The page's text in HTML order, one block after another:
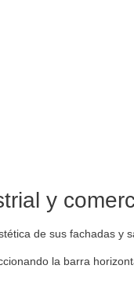
y
de sus fachadas y
la barra